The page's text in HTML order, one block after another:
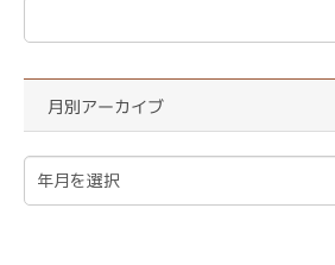
月別アーカイブ